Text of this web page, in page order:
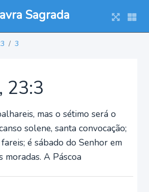
Sagrada
3
23:3
mas o sétimo será o
solene, santa convocação;
é sábado do Senhor em
moradas. A Páscoa